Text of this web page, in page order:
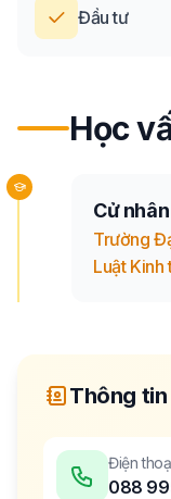
Đầu tư
Học
Cử
Trường
Luật Kinh
Thông tin
Điện
088